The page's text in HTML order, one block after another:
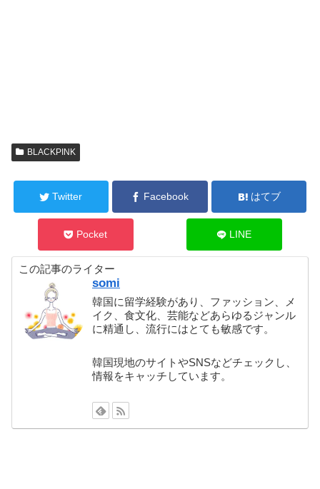
BLACKPINK
Twitter Facebook はてブ
Pocket LINE
この記事のライター
somi
韓国に留学経験があり、ファッション、メ
イク、食文化、芸能などあらゆるジャンル
に精通し、流行にはとても敏感です。
韓国現地のサイトやSNSなどチェックし、
情報をキャッチしています。